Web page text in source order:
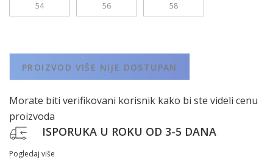
54 56 58
PROIZVOD VIŠE NIJE DOSTUPAN
Morate biti verifikovani korisnik kako bi ste videli cenu
proizvoda
ISPORUKA U ROKU OD 3-5 DANA
Pogledaj više